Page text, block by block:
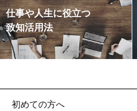
仕事や人生に役立つ
致知活用法
初めての方へ